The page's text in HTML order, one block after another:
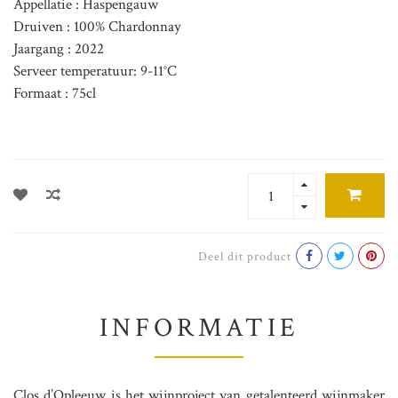
Appellatie : Haspengauw
Druiven : 100% Chardonnay
Jaargang : 2022
Serveer temperatuur: 9-11°C
Formaat : 75cl
Deel dit product
INFORMATIE